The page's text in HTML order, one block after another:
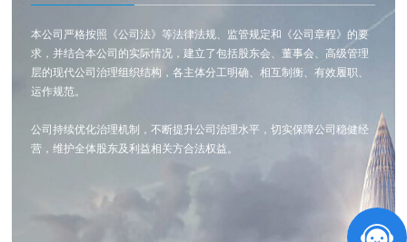
本公司严格按照《公司法》等法律法规、监管规定和《公司章程》的要
求，并结合本公司的实际情况，建立了包括股东会、董事会、高级管理
层的现代公司治理组织结构，各主体分工明确、相互制衡、有效履职、
运作规范。
公司持续优化治理机制，不断提升公司治理水平，切实保障公司稳健经
营，维护全体股东及利益相关方合法权益。